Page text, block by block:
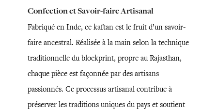
Confection et Savoir-faire Artisanal
Fabriqué en Inde, ce kaftan est le fruit d’un savoir-
faire ancestral. Réalisée à la main selon la technique
traditionnelle du blockprint, propre au Rajasthan,
chaque pièce est façonnée par des artisans
passionnés. Ce processus artisanal contribue à
préserver les traditions uniques du pays et soutient